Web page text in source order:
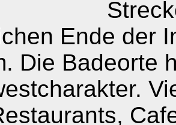
Ende der
Die Badeorte